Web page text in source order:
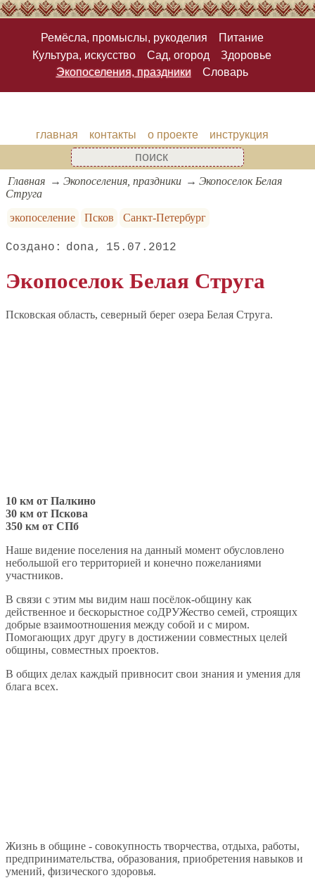
Ремёсла, промыслы, рукоделия
Питание
Культура, искусство
Сад, огород
Здоровье
Экопоселения, праздники
Словарь
главная контакты о проекте инструкция
Главная Экопоселения, праздники
Экопоселок Белая
Струга
экопоселение
Псков Санкт-Петербург
dona 15.07.2012
Экопоселок Белая Струга
Псковская область, северный берег озера Белая Струга.
10 км от Палкино
30 км от Пскова
350 км от СПб
Наше видение поселения на данный момент обусловлено
небольшой его территорией и конечно пожеланиями
участников.
В связи с этим мы видим наш посёлок-общину как
действенное и бескорыстное соДРУЖество семей, строящих
добрые взаимоотношения между собой и с миром.
Помогающих друг другу в достижении совместных целей
общины, совместных проектов.
В общих делах каждый привносит свои знания и умения для
блага всех.
Жизнь в общине - совокупность творчества, отдыха, работы,
предпринимательства, образования, приобретения навыков и
умений, физического здоровья.